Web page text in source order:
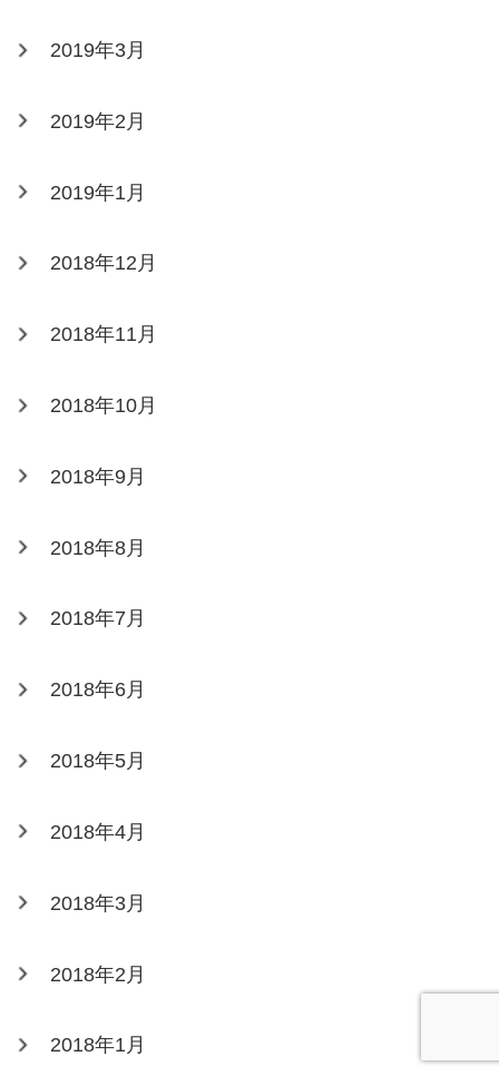
2019年3月
2019年2月
2019年1月
2018年12月
2018年11月
2018年10月
2018年9月
2018年8月
2018年7月
2018年6月
2018年5月
2018年4月
2018年3月
2018年2月
2018年1月